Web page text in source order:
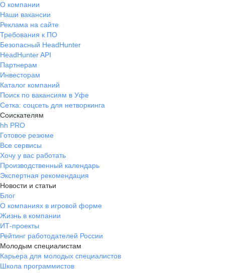
О компании
Наши вакансии
Реклама на сайте
Требования к ПО
Безопасный HeadHunter
HeadHunter API
Партнерам
Инвесторам
Каталог компаний
Поиск по вакансиям в Уфе
Сетка: соцсеть для нетворкинга
Соискателям
hh PRO
Готовое резюме
Все сервисы
Хочу у вас работать
Производственный календарь
Экспертная рекомендация
Новости и статьи
Блог
О компаниях в игровой форме
Жизнь в компании
ИТ-проекты
Рейтинг работодателей России
Молодым специалистам
Карьера для молодых специалистов
Школа программистов